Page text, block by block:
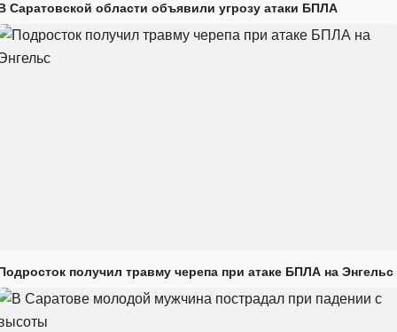
Саратовской области объявили угрозу атаки БПЛА
получил травму черепа при атаке БПЛА на Энгельс